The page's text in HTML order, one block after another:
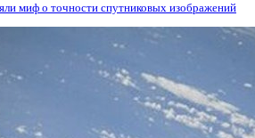
миф о точности спутниковых изображений